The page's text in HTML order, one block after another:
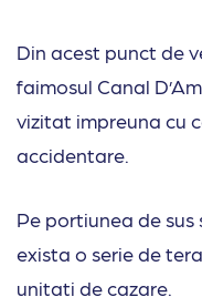
Din acest punct de
faimosul Canal
vizitat impreuna cu
accidentare.
Pe portiunea de sus
exista o serie de
unitati de cazare.